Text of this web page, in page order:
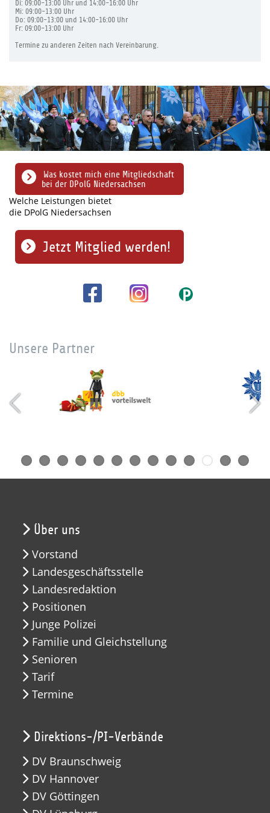
Di: 09:00-13:00 Uhr und 14:00-16:00 Uhr
Mi: 09:00-13:00 Uhr
Do: 09:00-13:00 und 14:00-16:00 Uhr
Fr: 09:00-13:00 Uhr
Termine zu anderen Zeiten nach Vereinbarung.
Was kostet mich eine Mitgliedschaft
bei der DPolG Niedersachsen
Welche Leistungen bietet
die DPolG Niedersachsen
Jetzt Mitglied werden!
Unsere Partner
Über uns
Vorstand
Landesgeschäftsstelle
Landesredaktion
Positionen
Junge Polizei
Familie und Gleichstellung
Senioren
Tarif
Termine
Direktions-/PI-Verbände
DV Braunschweig
DV Hannover
DV Göttingen